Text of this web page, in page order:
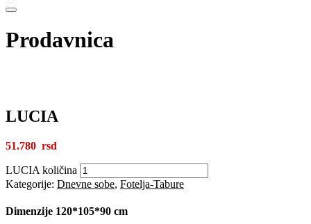
Prodavnica
LUCIA
51.780
LUCIA količina
Kategorije: Dnevne sobe, Fotelja-Tabure
Dimenzije 120*105*90 cm